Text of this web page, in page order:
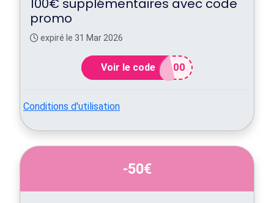
100€ supplémentaires avec code
promo
expiré le 31 Mar 2026
Voir le code 100
Conditions d'utilisation
-50€